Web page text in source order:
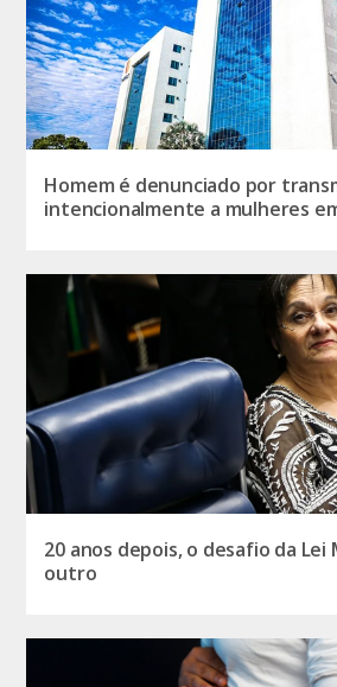
Homem é denunciado por
intencionalmente a mulheres
20 anos depois, o desafio da Lei
outro